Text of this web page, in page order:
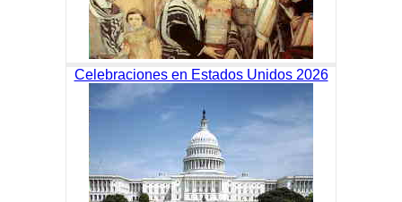
Celebraciones en Estados Unidos 2026